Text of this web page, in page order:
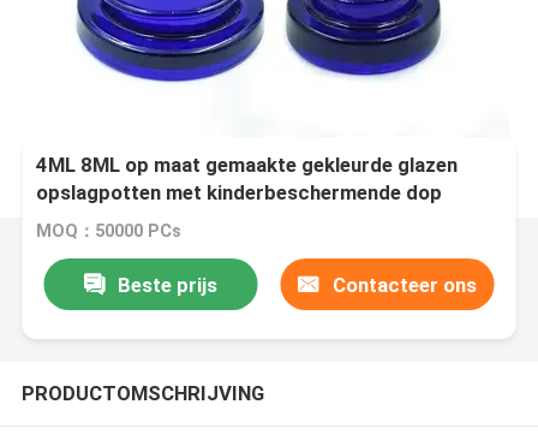
4ML 8ML op maat gemaakte gekleurde glazen
opslagpotten met kinderbeschermende dop
MOQ：50000 PCs
Beste prijs Contacteer ons
PRODUCTOMSCHRIJVING